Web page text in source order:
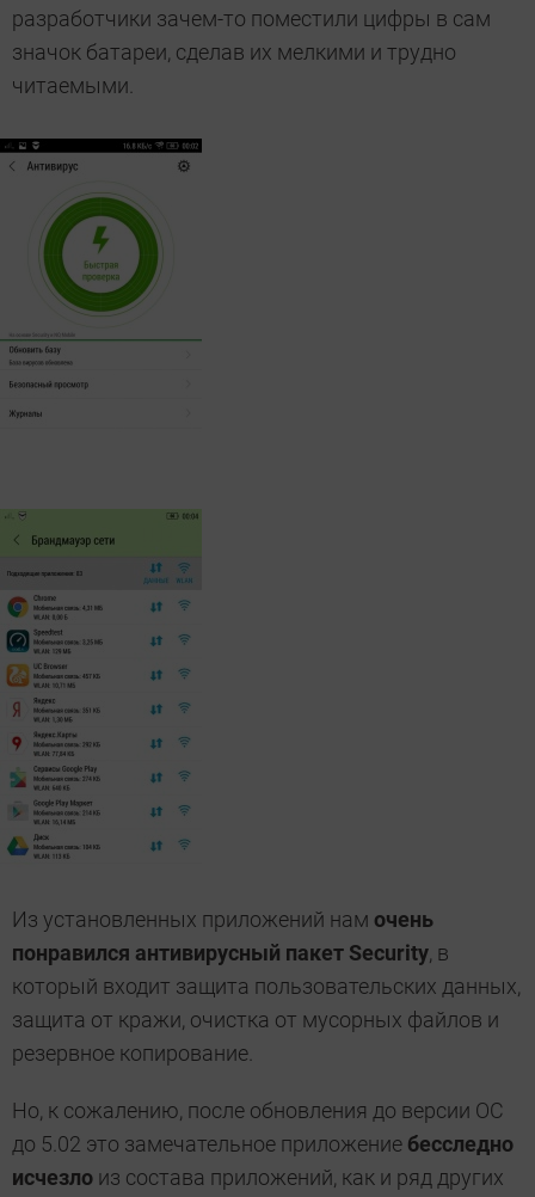
разработчики зачем-то поместили цифры в сам
значок батареи, сделав их мелкими и трудно
читаемыми.
Из установленных приложений нам очень
понравился антивирусный пакет Security, в
который входит защита пользовательских данных,
защита от кражи, очистка от мусорных файлов и
резервное копирование.
Но, к сожалению, после обновления до версии ОС
до 5.02 это замечательное приложение бесследно
исчезло из состава приложений, как и ряд других